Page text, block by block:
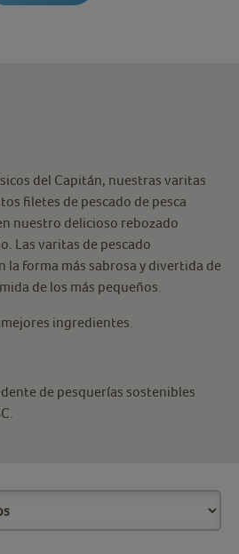
del Capitán, nuestras varitas
filetes de pescado de pesca
nuestro delicioso rebozado
Las varitas de pescado
la forma más sabrosa y divertida de
de los más pequeños.
ingredientes.
de pesquerías sostenibles